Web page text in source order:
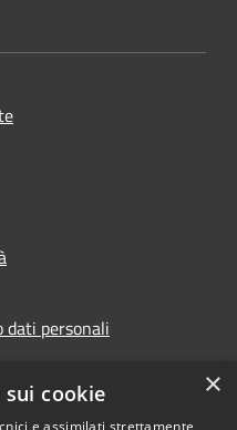
personali
×
cookie
e assimilati strettamente